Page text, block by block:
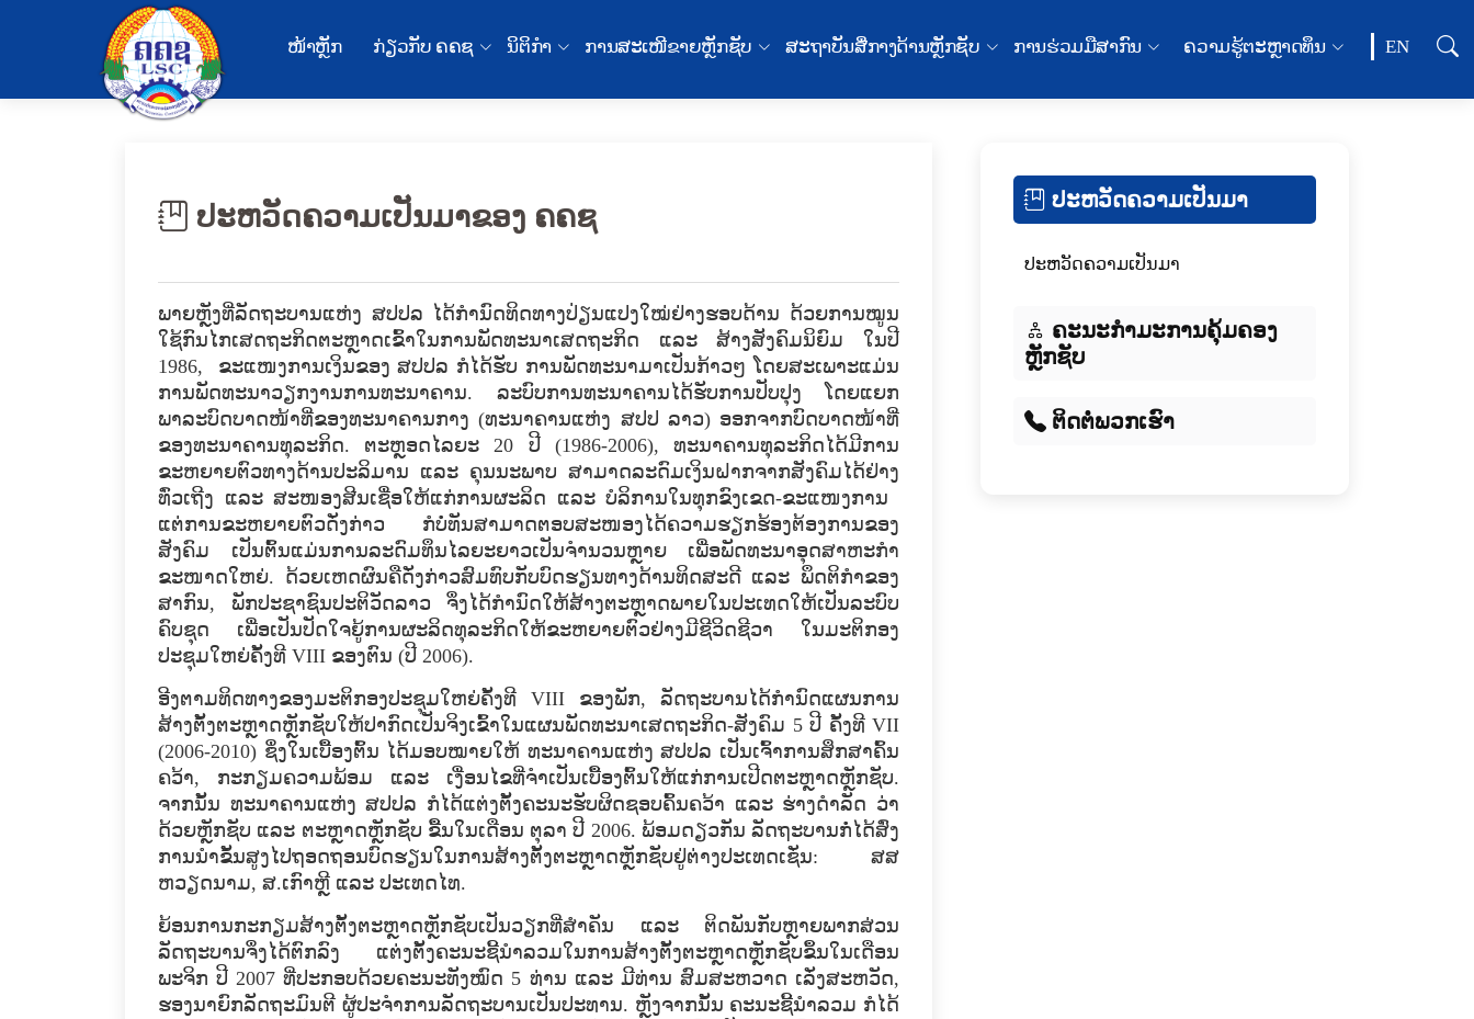
ໜ້າຫຼັກ ກ່ຽວກັບ ຄຄຊ ນິຕິກໍາ ການສະເໜີຂາຍຫຼັກຊັບ ສະຖາບັນສື່ກາງດ້ານຫຼັກຊັບ ການຮ່ວມມືສາກົນ ຄວາມຮູ້ຕະຫຼາດທຶນ EN
ປະຫວັດຄວາມເປັນມາຂອງ ຄຄຊ
ພາຍຫຼັງ​ທີ່​ລັດຖະບານ​ແຫ່ງ ສປປລ ​ໄດ້​ກໍານົດ​ທິດ​ທາງ​ປ່ຽນ​ແປງ​ໃໝ່​ຢ່າງຮອບດ້ານ​ ​ດ້ວຍ​ການ​ໝູນ​
ໃຊ້ກົນ​ໄກ​ເສດຖະກິດ​ຕະຫຼາດ​ເຂົ້າ​ໃນ​ການ​ພັດທະນາ​ເສດຖະກິດ ​ແລະ ສ້າງ​ສັງຄົມ​ນິຍົມ ໃນ​ປີ
1986, ​ຂະ​ແໜງ​ການ​ເງິນ​ຂອງ ສປປລ ກໍ​ໄດ້​ຮັບ​ ການ​ພັດທະນາ​ມາ​ເປັນ​ກ້າວໆ ​ໂດຍ​ສະ​ເພາະ​ແມ່ນ​
ການ​ພັດທະນາ​ວຽກ​ງານການທະນາຄານ. ລະບົບ​ການ​ທະນາຄານ​ໄດ້​ຮັບ​ການ​ປັບປຸງ ​ໂດຍ​ແຍກ
ພາລະ​ບົດບາດ​ໜ້າ​ທີ່​ຂອງ​ທະນາຄານ​ກາງ (ທະນາຄານ​ແຫ່ງ ສປປ ລາວ) ອອກ​ຈາກ​ບົດບາດ​ໜ້າ​ທີ່​
ຂອງ​ທະນາຄານ​ທຸລະ​ກິດ. ຕະຫຼອດ​ໄລຍະ 20 ປີ (1986-2006), ທະນາຄານ​ທຸລະ​ກິດ​​ໄດ້ມີ​ການ​
ຂະຫຍາຍຕົວ​ທາງ​ດ້ານ​ປະລິມານ ​ແລະ ຄຸນ​ນະພາ​ບ ສາມາດ​ລະດົມ​ເງິນ​ຝາກ​ຈາກ​ສັງຄົມ​ໄດ້​ຢ່າງ​
ທົ່ວ​ເຖີງ ​ແລະ ສະໜອງ​ສີນ​ເຊື່ອ​ໃຫ້​ແກ່​ການ​ຜະລິດ ​ແລະ ບໍລິການ​ໃນ​ທຸກ​ຂົງ​ເຂດ-ຂະ​ແໜງ​ການ ​
ແຕ່​ການ​ຂະຫຍາຍຕົວ​ດັ່ງກ່າວ ກໍ​ບໍ່​ທັນ​ສາມາດ​ຕອບ​ສະໜອງ​ໄດ້​ຄວາມ​ຮຽກຮ້ອງ​ຕ້ອງການ​ຂອງ​
ສັງຄົມ ​ເປັນ​ຕົ້ນ​ແມ່ນ​ການ​ລະດົມ​ທຶນ​ໄລຍະ​ຍາວ​ເປັນ​ຈໍານວນ​ຫຼາຍ ​ເພື່ອ​ພັດທະນາ​ອຸດສາຫະກໍາ​
ຂະໜາດ​ໃຫຍ່. ດ້ວຍ​ເຫດຜົນ​ຄື​ດັ່ງກ່າວສົມທົບ​ກັບ​ບົດຮຽນ​ທາງ​ດ້ານ​ທິດ​ສະ​ດີ ​ແລະ ພຶດຕິ​ກຳ​ຂອງ​
ສາກົນ, ພັກ​ປະຊາຊົນ​ປະຕິວັດ​ລາວ ​ຈຶ່ງ​ໄດ້ກໍານົດ​ໃຫ້​ສ້າງ​ຕະຫຼາດ​ພາຍ​ໃນ​ປະ​ເທດ​ໃຫ້​ເປັນ​ລະບົບ
ຄົບ​ຊຸດ​ ເພື່ອ​ເປັນ​ປັດ​ໃຈ​ຍູ້​ການ​ຜະລິດ​ທຸລະ​ກິດ​ໃຫ້​ຂະຫຍາຍ​ຕົວຢ່າງ​ມີ​ຊີວິດ​ຊີວາ ​ໃນ​ມະຕິ​ກອງ​
ປະຊຸມ​ໃຫຍ່​ຄັ້ງ​ທີ VIII ຂອງ​ຕົນ (ປີ 2006).
ອີງ​ຕາມ​ທິດ​ທາງ​ຂອງ​ມະຕິ​ກອງ​ປະຊຸມ​ໃຫຍ່​ຄັ້ງ​ທີ VIII ຂອງ​ພັກ, ລັດຖະບານ​ໄດ້​ກຳນົດ​ແຜນການ​
ສ້າງ​ຕັ້ງ​ຕະຫຼາດ​ຫຼັກ​ຊັບ​ໃຫ້​ປາກົດ​ເປັນ​ຈິງ​ເຂົ້າ​ໃນ​ແຜນ​ພັດທະນາ​ເສດຖະກິດ-ສັງຄົມ​ 5 ປີ ຄັ້ງ​ທີ VII
(2006-2010) ຊຶ່ງ​ໃນ​ເບື້ອງ​ຕົ້ນ ​ໄດ້​ມອບ​ໝາຍ​ໃຫ້​ ທະນາຄານ​ແຫ່ງ ສປປລ ​ເປັນ​ເຈົ້າ​ການ​ສຶກສາ​ຄົ້ນ
ຄວ້າ, ກະກຽມ​ຄວາມ​ພ້ອມ ​ແລະ ​ເງື່ອນ​ໄຂ​ທີ່​ຈໍາເປັນ​ເບື້ອງ​ຕົ້ນ​ໃຫ້​ແກ່​ການ​ເປີດ​ຕະຫຼາດ​ຫຼັກ​ຊັບ.
ຈາກ​ນັ້ນ ທະນາຄານ​ແຫ່ງ ສປປລ ກໍ​ໄດ້​​ແຕ່ງຕັ້ງ​ຄະນະຮັບຜິດຊອບ​ຄົ້ນຄວ້າ ​ແລະ ຮ່າງດໍາລັດ ​ວ່າ​
ດ້ວຍຫຼັກ​ຊັບ ​ແລະ ຕະຫຼາດ​ຫຼັກ​ຊັບ ຂື້ນ​ໃນ​ເດືອນ ຕຸລາ ປີ 2006. ພ້ອມ​ດຽວ​ກັນ ລັດຖະບານ​ກໍ່​ໄດ້​ສົ່ງ​
ການ​ນຳ​ຂັ້ນ​ສູງ​ໄປ​ຖອດ​ຖອນ​ບົດຮຽນ​ໃນ​ການ​ສ້າງ​ຕັ້ງ​ຕະຫຼາດ​ຫຼັກ​ຊັບ​ຢູ່​ຕ່າງປະ​ເທດ​ເຊັ່ນ: ສສ
ຫວຽດນາມ, ສ.​ເກົາຫຼີ ​ແລະ ປະ​ເທດໄທ. ​
​ຍ້ອນ​ການ​ກະກຽມ​ສ້າງ​ຕັ້ງ​ຕະຫຼາດ​ຫຼັກ​ຊັບ​ເປັນ​ວຽກ​ທີ່​ສໍາຄັນ ​ແລະ ຕິດ​ພັນ​ກັບ​ຫຼາຍ​ພາກສ່ວນ
ລັດຖະບານ​ຈຶ່ງ​ໄດ້​ຕົກລົງ​ ແຕ່ງ​ຕັ້ງຄະນະ​ຊີ້​ນຳ​ລວມ​ໃນ​ການ​ສ້າງ​ຕັ້ງ​ຕະຫຼາດ​ຫຼັກ​ຊັບ​ຂຶ້ນ​ໃນ​ເດືອນ
ພະຈິກ ​ປີ 2007 ທີ່​ປະກອບ​ດ້ວຍ​ຄະນະ​ທັງ​ໝົດ 5 ທ່ານ ​ແລະ ມີ​ທ່ານ ສົມ​ສະຫວາດ ​ເລັ່ງສະຫວັດ,
ຮອງ​ນາຍົກລັດຖະມົນຕີ ຜູ້​ປະຈຳການ​ລັດຖະບານ​ເປັນ​ປະທານ. ຫຼັງຈາກ​ນັ້ນ ຄະນະ​ຊີ້​ນຳ​ລວມ ກໍ​ໄດ້​
ປະຫວັດຄວາມເປັນມາ
ປະຫວັດຄວາມເປັນມາ
ຄະນະກຳມະການຄຸ້ມຄອງ
ຫຼັກຊັບ
ຕິດຕໍ່ພວກເຮົາ